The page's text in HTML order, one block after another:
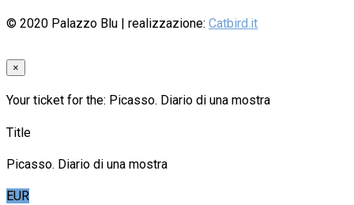
© 2020 Palazzo Blu | realizzazione: Catbird.it
×
Your ticket for the: Picasso. Diario di una mostra
Title
Picasso. Diario di una mostra
EUR